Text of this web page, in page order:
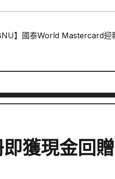
】國泰World Mastercard
獲現金回贈